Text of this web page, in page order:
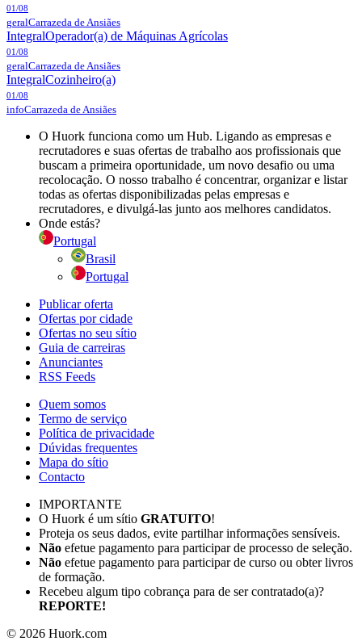
01/08
geralCarrazeda de Ansiães
IntegralOperador(a) de Máquinas Agrícolas
01/08
geralCarrazeda de Ansiães
IntegralCozinheiro(a)
01/08
infoCarrazeda de Ansiães
O Huork funciona como um Hub. Ligando as empresas e
recrutadores e suas ofertas de trabalho aos profissionais que
buscam a primeira oportunidade, um novo desafio ou uma
recolocação. O nosso trabalho é concentrar, organizar e listar
todas as ofertas disponibilizadas pelas empresas e
recrutadores, e divulgá-las junto aos melhores candidatos.
Onde estás?
Portugal
Brasil
Portugal
Publicar oferta
Ofertas por cidade
Ofertas no seu sítio
Guia de carreiras
Anunciantes
RSS Feeds
Quem somos
Termo de serviço
Política de privacidade
Dúvidas frequentes
Mapa do sítio
Contacto
IMPORTANTE
O Huork é um sítio GRATUITO!
Proteja os seus dados, evite partilhar informações sensíveis.
Não efetue pagamento para participar de processo de seleção.
Não efetue pagamento para participar de curso ou obter livros
de formação.
Recebeu algum tipo cobrança para de ser contratado(a)?
REPORTE!
© 2026 Huork.com